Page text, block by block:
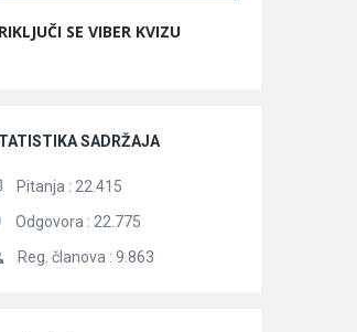
SE VIBER KVIZU
SADRŽAJA
Pitanja : 22.415
Odgovora : 22.775
Reg. članova : 9.863